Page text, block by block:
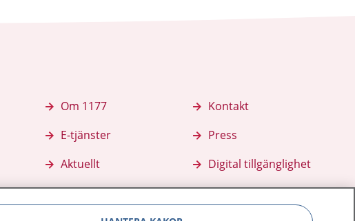
Om 1177
E-tjänster
Aktuellt
Kontakt
Press
Digital tillgänglighet